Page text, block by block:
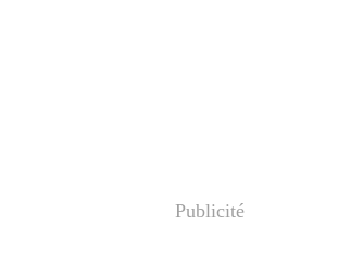
Publicité